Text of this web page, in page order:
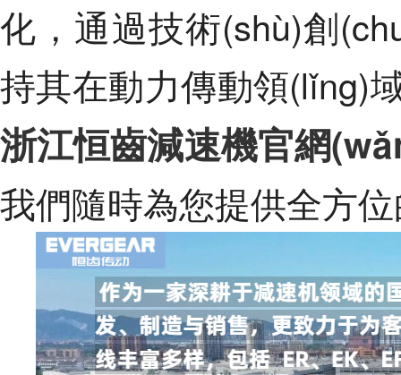
化，通過技術(shù)創
持其在動力傳動領(lǐng)域
浙江恒齒減速機官網
我們隨時為您提供全方